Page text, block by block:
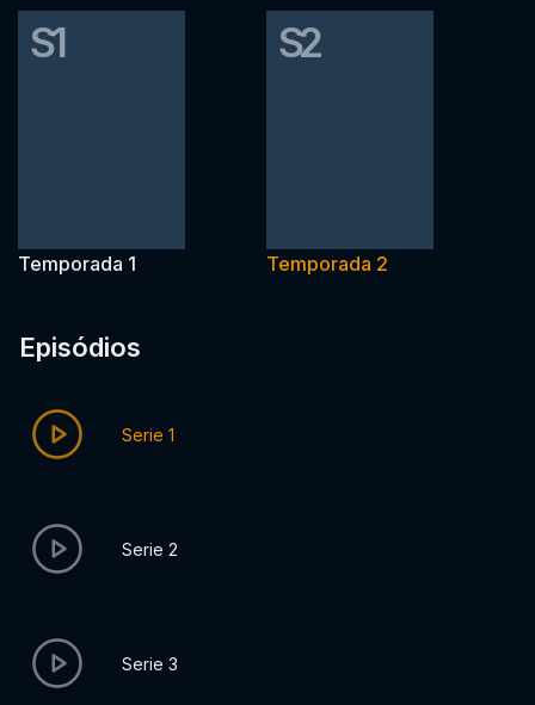
S1
Temporada 1
S2
Temporada 2
Episódios
Serie 1
Serie 2
Serie 3